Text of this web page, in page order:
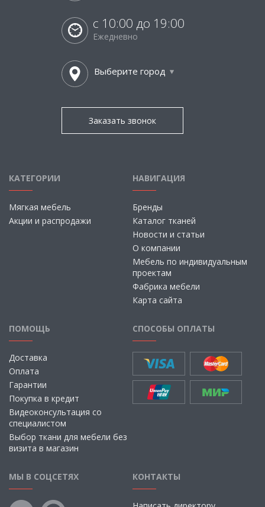
с 10:00 до 19:00
Ежедневно
Выберите город
Заказать звонок
КАТЕГОРИИ
Мягкая мебель
Акции и распродажи
НАВИГАЦИЯ
Бренды
Каталог тканей
Новости и статьи
О компании
Мебель по индивидуальным
проектам
Фабрика мебели
Карта сайта
ПОМОЩЬ
Доставка
Оплата
Гарантии
Покупка в кредит
Видеоконсультация со
специалистом
Выбор ткани для мебели без
визита в магазин
СПОСОБЫ ОПЛАТЫ
МЫ В СОЦСЕТЯХ КОНТАКТЫ